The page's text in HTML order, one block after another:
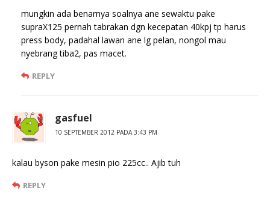
mungkin ada benarnya soalnya ane sewaktu pake
supraX125 pernah tabrakan dgn kecepatan 40kpj tp harus
press body, padahal lawan ane lg pelan, nongol mau
nyebrang tiba2, pas macet.
REPLY
gasfuel
10 SEPTEMBER 2012 PADA 3:43 PM
kalau byson pake mesin pio 225cc.. Ajib tuh
REPLY